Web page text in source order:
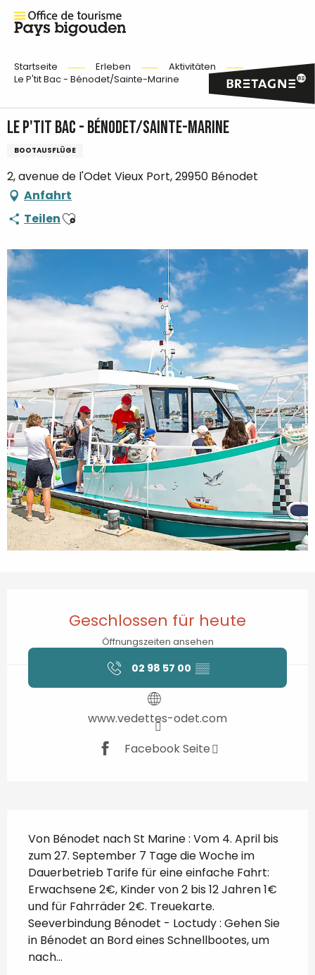
Startseite Erleben
Aktivitäten
Le P'tit Bac - Bénodet/Sainte-Marine
Le P'tit Bac - Bénodet/Sainte-Marine
BOOTAUSFLÜGE
2, avenue de l'Odet Vieux Port, 29950 Bénodet
Anfahrt
TeilenAjouter aux favoris
Geschlossen für heute
Öffnungszeiten ansehen
02 98 57 00 ▒▒
www.vedettes-odet.com
Facebook Seite
Von Bénodet nach St Marine : Vom 4. April bis
zum 27. September 7 Tage die Woche im
Dauerbetrieb Tarife für eine einfache Fahrt:
Erwachsene 2€, Kinder von 2 bis 12 Jahren 1€
und für Fahrräder 2€. Treuekarte.
Seeverbindung Bénodet - Loctudy : Gehen Sie
in Bénodet an Bord eines Schnellbootes, um
nach...